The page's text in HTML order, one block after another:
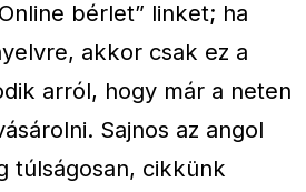
bérlet” linket; ha
akkor csak ez a
arról, hogy már a neten
Sajnos az angol
túlságosan, cikkünk